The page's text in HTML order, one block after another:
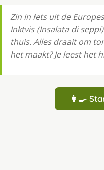
Zin in iets uit de
Inktvis (Insalata di
thuis. Alles draait om
het maakt? Je leest het
👩‍🍳